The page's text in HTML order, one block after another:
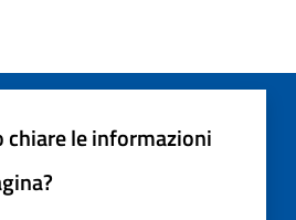
chiare le informazioni